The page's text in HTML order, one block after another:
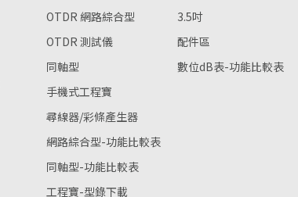
OTDR 網路綜合型
OTDR 測試儀
同軸型
手機式工程寶
尋線器/彩條產生器
網路綜合型-功能比較表
同軸型-功能比較表
工程寶-型錄下載
3.5吋
配件區
數位dB表-功能比較表